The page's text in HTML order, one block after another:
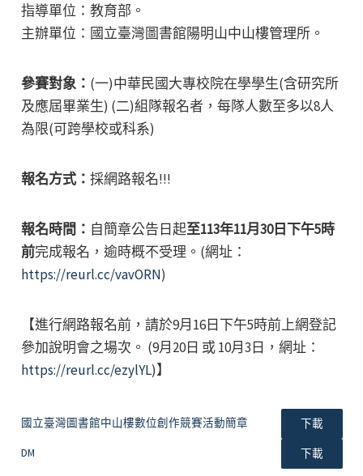
指導單位：教育部。
主辦單位：國立臺灣圖書館陽明山中山樓管理所。
參賽對象： (一)中華民國大專校院在學學生(含研究所
及應屆畢業生) (二)組隊報名者，每隊人數至多以8人
為限(可跨學校或科系)
報名方式： 採網路報名!!!
報名時間： 自簡章公告日起至113年11月30日下午5時
前完成報名，逾時概不受理。(網址：
https://reurl.cc/vavORN)
【進行網路報名前，請於9月16日下午5時前上網登記
參加說明會之場次。 (9月20日 或 10月3日，網址：
https://reurl.cc/ezylYL)】
國立臺灣圖書館中山樓數位創作競賽活動簡章 下載
DM 下載